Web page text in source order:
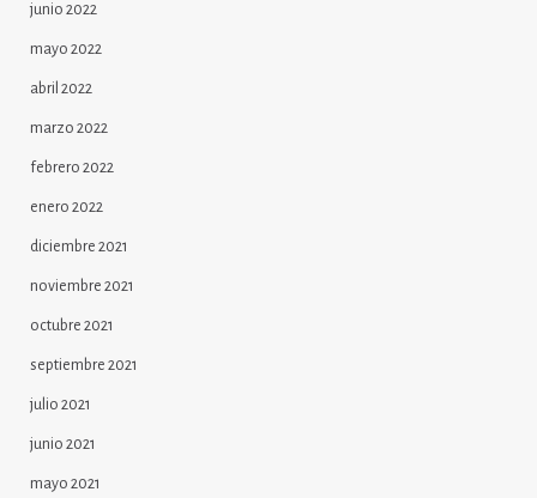
junio 2022
mayo 2022
abril 2022
marzo 2022
febrero 2022
enero 2022
diciembre 2021
noviembre 2021
octubre 2021
septiembre 2021
julio 2021
junio 2021
mayo 2021